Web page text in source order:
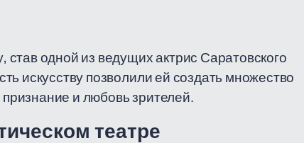
одной из ведущих актрис Саратовского
искусству позволили ей создать множество
и любовь зрителей.
театре